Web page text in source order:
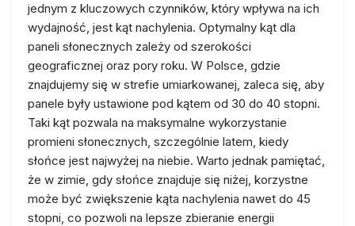
jednym z kluczowych czynników, który wpływa na ich
wydajność, jest kąt nachylenia. Optymalny kąt dla
paneli słonecznych zależy od szerokości
geograficznej oraz pory roku. W Polsce, gdzie
znajdujemy się w strefie umiarkowanej, zaleca się, aby
panele były ustawione pod kątem od 30 do 40 stopni.
Taki kąt pozwala na maksymalne wykorzystanie
promieni słonecznych, szczególnie latem, kiedy
słońce jest najwyżej na niebie. Warto jednak pamiętać,
że w zimie, gdy słońce znajduje się niżej, korzystne
może być zwiększenie kąta nachylenia nawet do 45
stopni, co pozwoli na lepsze zbieranie energii